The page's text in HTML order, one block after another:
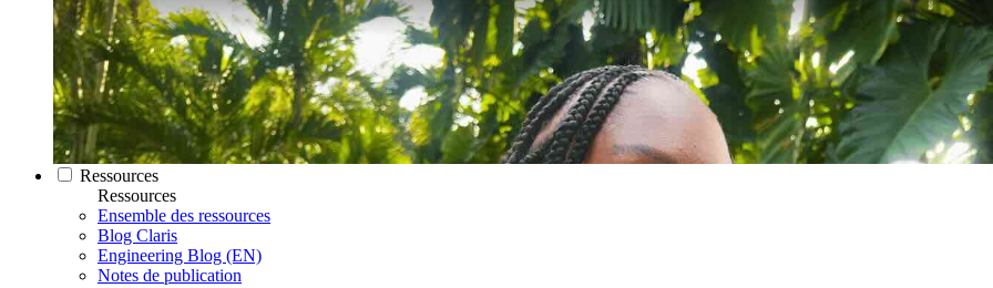
Ressources
Ressources
Ensemble des ressources
Blog Claris
Engineering Blog (EN)
Notes de publication